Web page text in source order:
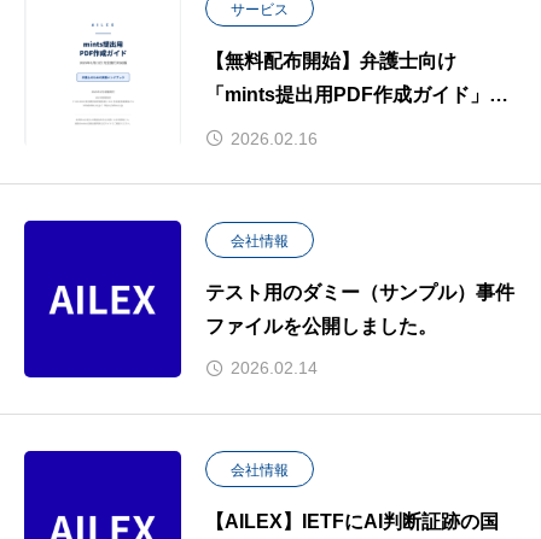
サービス
【無料配布開始】弁護士向け
「mints提出用PDF作成ガイド」を
公開2026.02.16
会社情報
テスト用のダミー（サンプル）事件
ファイルを公開しました。
2026.02.14
会社情報
【AILEX】IETFにAI判断証跡の国